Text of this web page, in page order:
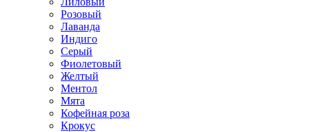
Розовый
Лаванда
Индиго
Серый
Фиолетовый
Желтый
Ментол
Мята
Кофейная роза
Крокус